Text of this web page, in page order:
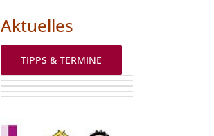
Aktuelles
TIPPS & TERMINE